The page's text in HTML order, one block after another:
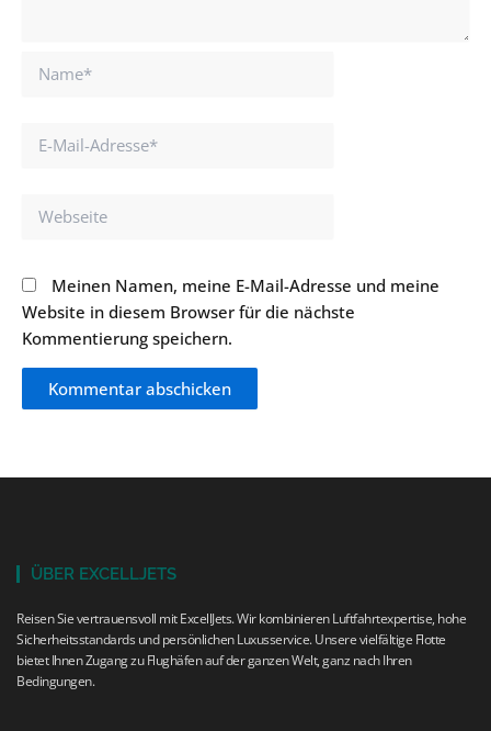
Name*
Webseite
Meinen Namen, meine E-Mail-Adresse und meine
Website in diesem Browser für die nächste
Kommentierung speichern.
ÜBER EXCELLJETS
Reisen Sie vertrauensvoll mit ExcellJets. Wir kombinieren Luftfahrtexpertise, hohe
Sicherheitsstandards und persönlichen Luxusservice. Unsere vielfältige Flotte
bietet Ihnen Zugang zu Flughäfen auf der ganzen Welt, ganz nach Ihren
Bedingungen.